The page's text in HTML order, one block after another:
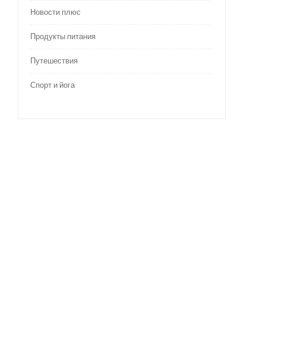
Новости плюс
Продукты питания
Путешествия
Спорт и йога